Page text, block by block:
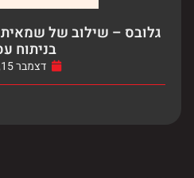
גלובס – שילוב של
בניתוח
דצמבר 15, 2024